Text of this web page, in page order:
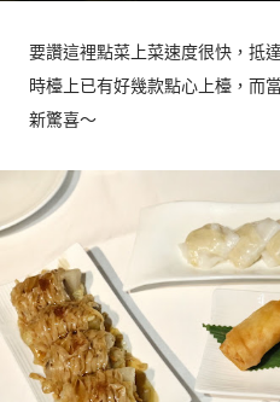
要讚這裡點菜上菜速度很快，抵
時檯上已有好幾款點心上檯，而
新驚喜～